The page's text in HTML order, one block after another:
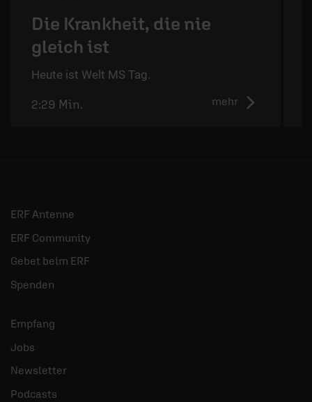
Die Krankheit, die nie
gleich ist
Heute ist Welt MS Tag.
mehr
2:29 Min.
ERF Antenne
ERF Community
Gebet beim ERF
Spenden
Empfang
Jobs
Newsletter
Podcasts